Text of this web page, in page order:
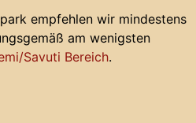
empfehlen wir mindestens
am wenigsten
Savuti Bereich.